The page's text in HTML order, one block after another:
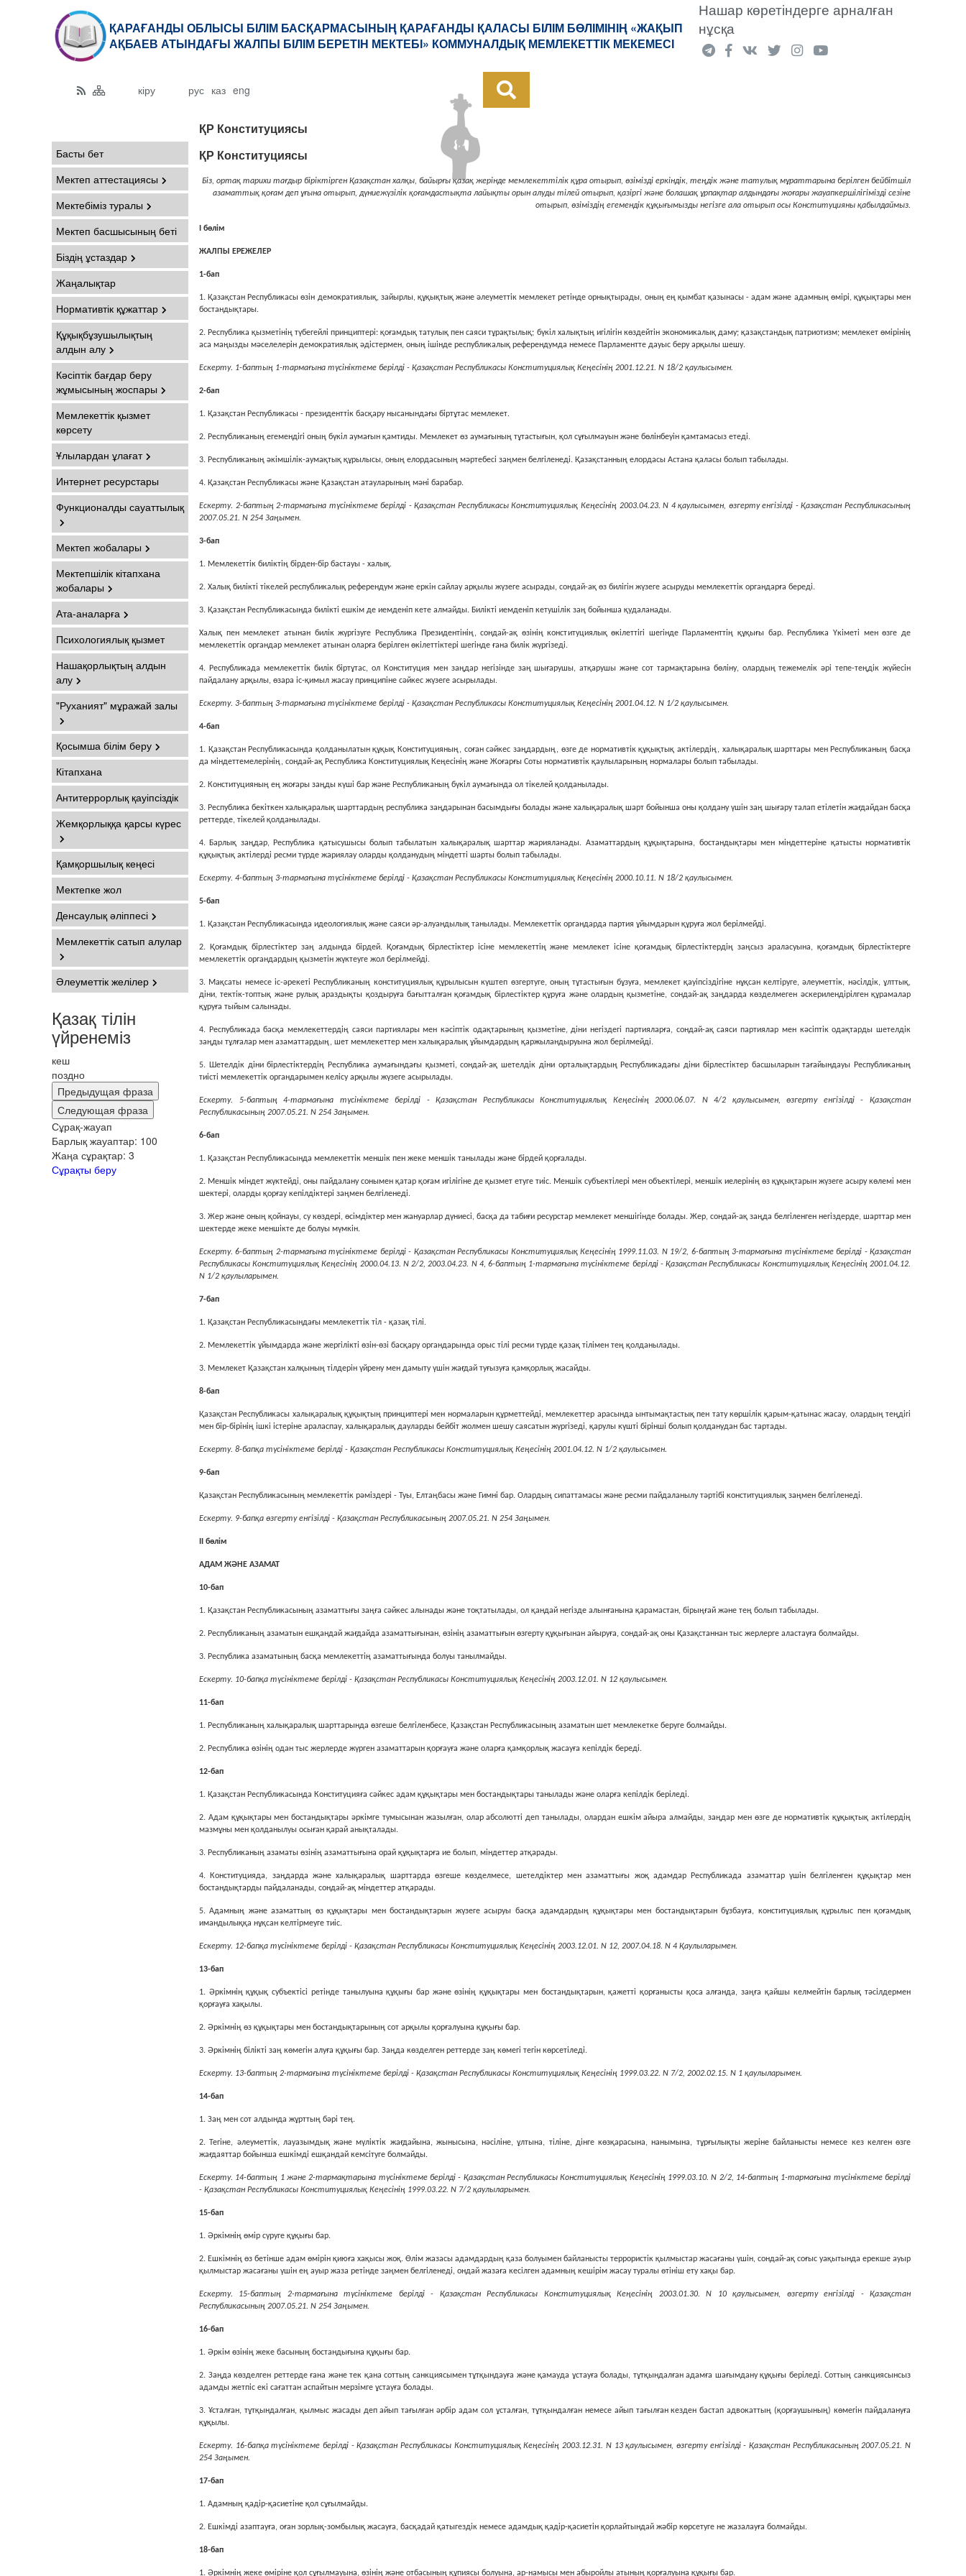
ҚАРАҒАНДЫ ОБЛЫСЫ БІЛІМ БАСҚАРМАСЫНЫҢ ҚАРАҒАНДЫ ҚАЛАСЫ БІЛІМ БӨЛІМІНІҢ «ЖАҚЫП
АҚБАЕВ АТЫНДАҒЫ ЖАЛПЫ БІЛІМ БЕРЕТІН МЕКТЕБІ» КОММУНАЛДЫҚ МЕМЛЕКЕТТІК МЕКЕМЕСІ
Нашар көретіндерге арналған
нұсқа
кіру рус каз eng
Басты бет
Мектеп аттестациясы
Мектебіміз туралы
Мектеп басшысының беті
Біздің ұстаздар
Жаңалықтар
Нормативтік құжаттар
Құқықбұзушылықтың
алдын алу
Кәсіптік бағдар беру
жұмысының жоспары
Мемлекеттік қызмет
көрсету
Ұлылардан ұлағат
Интернет ресурстары
Функционалды сауаттылық
Мектеп жобалары
Мектепшілік кітапхана
жобалары
Ата-аналарға
Психологиялық қызмет
Нашақорлықтың алдын
алу
"Руханият" мұражай залы
Қосымша білім беру
Кітапхана
Антитеррорлық қауіпсіздік
Жемқорлыққа қарсы күрес
Қамқоршылық кеңесі
Мектепке жол
Денсаулық әліппесі
Мемлекеттік сатып алулар
Әлеуметтік желілер
Қазақ тілін
үйренеміз
кеш
поздно
Предыдущая фраза
Следующая фраза
Сұрақ-жауап
Барлық жауаптар: 100
Жаңа сұрақтар: 3
Сұрақты беру
ҚР Конституциясы
ҚР Конституциясы
Бiз, ортақ тарихи тағдыр бiрiктiрген Қазақстан халқы, байырғы қазақ жерiнде мемлекеттiлiк құра отырып, өзiмiздi еркiндiк, теңдiк және татулық мұраттарына берiлген бейбiтшiл
азаматтық қоғам деп ұғына отырып, дүниежүзiлiк қоғамдастықта лайықты орын алуды тiлей отырып, қазiргi және болашақ ұрпақтар алдындағы жоғары жауапкершiлiгiмiздi сезiне
отырып, өзiмiздiң егемендiк құқығымызды негiзге ала отырып осы Конституцияны қабылдаймыз.
I бөлім
ЖАЛПЫ ЕРЕЖЕЛЕР
1-бап
1. Қазақстан Республикасы өзiн демократиялық, зайырлы, құқықтық және әлеуметтiк мемлекет ретiнде орнықтырады, оның ең қымбат қазынасы - адам және адамның өмiрi, құқықтары мен
бостандықтары.
2. Республика қызметiнiң түбегейлi принциптерi: қоғамдық татулық пен саяси тұрақтылық; бүкiл халықтың игiлiгiн көздейтiн экономикалық даму; қазақстандық патриотизм; мемлекет өмiрiнiң
аса маңызды мәселелерiн демократиялық әдiстермен, оның iшiнде республикалық референдумда немесе Парламентте дауыс беру арқылы шешу.
Ескерту. 1-баптың 1-тармағына түсініктеме берілді - Қазақстан Республикасы Конституциялық Кеңесінің 2001.12.21. N 18/2 қаулысымен.
2-бап
1. Қазақстан Республикасы - президенттiк басқару нысанындағы бiртұтас мемлекет.
2. Республиканың егемендiгi оның бүкiл аумағын қамтиды. Мемлекет өз аумағының тұтастығын, қол сұғылмауын және бөлiнбеуiн қамтамасыз етедi.
3. Республиканың әкімшілік-аумақтық құрылысы, оның елордасының мәртебесі заңмен белгіленеді. Қазақстанның елордасы Астана қаласы болып табылады.
4. Қазақстан Республикасы және Қазақстан атауларының мәнi барабар.
Ескерту. 2-баптың 2-тармағына түсініктеме берілді - Қазақстан Республикасы Конституциялық Кеңесінің 2003.04.23. N 4 қаулысымен, өзгерту енгізілді - Қазақстан Республикасының
2007.05.21. N 254 Заңымен.
3-бап
1. Мемлекеттiк билiктiң бiрден-бiр бастауы - халық.
2. Халық билiктi тiкелей республикалық референдум және еркiн сайлау арқылы жүзеге асырады, сондай-ақ өз билiгiн жүзеге асыруды мемлекеттiк органдарға бередi.
3. Қазақстан Республикасында билiктi ешкiм де иемденiп кете алмайды. Билiктi иемденiп кетушiлiк заң бойынша қудаланады.
Халық пен мемлекет атынан билiк жүргiзуге Республика Президентiнiң, сондай-ақ өзiнiң конституциялық өкiлеттiгi шегiнде Парламенттiң құқығы бар. Республика Үкiметi мен өзге де
мемлекеттiк органдар мемлекет атынан оларға берiлген өкiлеттiктерi шегiнде ғана билiк жүргiзедi.
4. Республикада мемлекеттiк билiк бiртұтас, ол Конституция мен заңдар негiзiнде заң шығарушы, атқарушы және сот тармақтарына бөлiну, олардың тежемелiк әрi тепе-теңдiк жүйесiн
пайдалану арқылы, өзара iс-қимыл жасау принципiне сәйкес жүзеге асырылады.
Ескерту. 3-баптың 3-тармағына түсініктеме берілді - Қазақстан Республикасы Конституциялық Кеңесінің 2001.04.12. N 1/2 қаулысымен.
4-бап
1. Қазақстан Республикасында қолданылатын құқық Конституцияның, соған сәйкес заңдардың, өзге де нормативтiк құқықтық актiлердiң, халықаралық шарттары мен Республиканың басқа
да мiндеттемелерiнiң, сондай-ақ Республика Конституциялық Кеңесiнiң және Жоғарғы Соты нормативтiк қаулыларының нормалары болып табылады.
2. Конституцияның ең жоғары заңды күшi бар және Республиканың бүкiл аумағында ол тiкелей қолданылады.
3. Республика бекiткен халықаралық шарттардың республика заңдарынан басымдығы болады және халықаралық шарт бойынша оны қолдану үшiн заң шығару талап етiлетiн жағдайдан басқа
реттерде, тiкелей қолданылады.
4. Барлық заңдар, Республика қатысушысы болып табылатын халықаралық шарттар жарияланады. Азаматтардың құқықтарына, бостандықтары мен мiндеттерiне қатысты нормативтiк
құқықтық актiлердi ресми түрде жариялау оларды қолданудың мiндеттi шарты болып табылады.
Ескерту. 4-баптың 3-тармағына түсініктеме берілді - Қазақстан Республикасы Конституциялық Кеңесінің 2000.10.11. N 18/2 қаулысымен.
5-бап
1. Қазақстан Республикасында идеологиялық және саяси әр-алуандылық танылады. Мемлекеттiк органдарда партия ұйымдарын құруға жол берiлмейдi.
2. Қоғамдық бiрлестiктер заң алдында бiрдей. Қоғамдық бiрлестiктер iсiне мемлекеттiң және мемлекет iсiне қоғамдық бiрлестiктердiң заңсыз араласуына, қоғамдық бiрлестiктерге
мемлекеттiк органдардың қызметiн жүктеуге жол берiлмейдi.
3. Мақсаты немесе iс-әрекетi Республиканың конституциялық құрылысын күштеп өзгертуге, оның тұтастығын бұзуға, мемлекет қауiпсiздiгiне нұқсан келтiруге, әлеуметтiк, нәсiлдiк, ұлттық,
дiни, тектiк-топтық және рулық араздықты қоздыруға бағытталған қоғамдық бiрлестiктер құруға және олардың қызметiне, сондай-ақ заңдарда көзделмеген әскерилендiрiлген құрамалар
құруға тыйым салынады.
4. Республикада басқа мемлекеттердiң саяси партиялары мен кәсiптiк одақтарының қызметіне, дiни негiздегi партияларға, сондай-ақ саяси партиялар мен кәсiптiк одақтарды шетелдiк
заңды тұлғалар мен азаматтардың, шет мемлекеттер мен халықаралық ұйымдардың қаржыландыруына жол берiлмейдi.
5. Шетелдiк дiни бiрлестiктердiң Республика аумағындағы қызметi, сондай-ақ шетелдiк дiни орталықтардың Республикадағы дiни бiрлестiктер басшыларын тағайындауы Республиканың
тиiстi мемлекеттiк органдарымен келiсу арқылы жүзеге асырылады.
Ескерту. 5-баптың 4-тармағына түсініктеме берілді - Қазақстан Республикасы Конституциялық Кеңесінің 2000.06.07. N 4/2 қаулысымен, өзгерту енгізілді - Қазақстан
Республикасының 2007.05.21. N 254 Заңымен.
6-бап
1. Қазақстан Республикасында мемлекеттiк меншiк пен жеке меншiк танылады және бiрдей қорғалады.
2. Меншiк мiндет жүктейдi, оны пайдалану сонымен қатар қоғам игiлiгіне де қызмет етуге тиiс. Меншiк субъектiлерi мен объектiлерi, меншiк иелерiнiң өз құқықтарын жүзеге асыру көлемi мен
шектерi, оларды қорғау кепiлдiктерi заңмен белгiленедi.
3. Жер және оның қойнауы, су көздерi, өсiмдiктер мен жануарлар дүниесi, басқа да табиғи ресурстар мемлекет меншiгiнде болады. Жер, сондай-ақ заңда белгiленген негiздерде, шарттар мен
шектерде жеке меншiкте де болуы мүмкiн.
Ескерту. 6-баптың 2-тармағына түсініктеме берілді - Қазақстан Республикасы Конституциялық Кеңесінің 1999.11.03. N 19/2, 6-баптың 3-тармағына түсініктеме берілді - Қазақстан
Республикасы Конституциялық Кеңесінің 2000.04.13. N 2/2, 2003.04.23. N 4, 6-баптың 1-тармағына түсініктеме берілді - Қазақстан Республикасы Конституциялық Кеңесінің 2001.04.12.
N 1/2 қаулыларымен.
7-бап
1. Қазақстан Республикасындағы мемлекеттiк тiл - қазақ тiлi.
2. Мемлекеттiк ұйымдарда және жергiлiктi өзiн-өзi басқару органдарында орыс тiлi ресми түрде қазақ тiлiмен тең қолданылады.
3. Мемлекет Қазақстан халқының тiлдерiн үйрену мен дамыту үшiн жағдай туғызуға қамқорлық жасайды.
8-бап
Қазақстан Республикасы халықаралық құқықтың принциптерi мен нормаларын құрметтейдi, мемлекеттер арасында ынтымақтастық пен тату көршiлiк қарым-қатынас жасау, олардың теңдiгi
мен бiр-бiрiнiң iшкi iстерiне араласпау, халықаралық дауларды бейбiт жолмен шешу саясатын жүргiзедi, қарулы күштi бiрiншi болып қолданудан бас тартады.
Ескерту. 8-бапқа түсініктеме берілді - Қазақстан Республикасы Конституциялық Кеңесінің 2001.04.12. N 1/2 қаулысымен.
9-бап
Қазақстан Республикасының мемлекеттiк рәміздері - Туы, Елтаңбасы және Гимнi бар. Олардың сипаттамасы және ресми пайдаланылу тәртiбi конституциялық заңмен белгiленедi.
Ескерту. 9-бапқа өзгерту енгізілді - Қазақстан Республикасының 2007.05.21. N 254 Заңымен.
II бөлім
АДАМ ЖӘНЕ АЗАМАТ
10-бап
1. Қазақстан Республикасының азаматтығы заңға сәйкес алынады және тоқтатылады, ол қандай негiзде алынғанына қарамастан, бiрыңғай және тең болып табылады.
2. Республиканың азаматын ешқандай жағдайда азаматтығынан, өзiнiң азаматтығын өзгерту құқығынан айыруға, сондай-ақ оны Қазақстаннан тыс жерлерге аластауға болмайды.
3. Республика азаматының басқа мемлекеттiң азаматтығында болуы танылмайды.
Ескерту. 10-бапқа түсініктеме берілді - Қазақстан Республикасы Конституциялық Кеңесінің 2003.12.01. N 12 қаулысымен.
11-бап
1. Республиканың халықаралық шарттарында өзгеше белгiленбесе, Қазақстан Республикасының азаматын шет мемлекетке беруге болмайды.
2. Республика өзiнiң одан тыс жерлерде жүрген азаматтарын қорғауға және оларға қамқорлық жасауға кепiлдiк бередi.
12-бап
1. Қазақстан Республикасында Конституцияға сәйкес адам құқықтары мен бостандықтары танылады және оларға кепiлдiк берiледi.
2. Адам құқықтары мен бостандықтары әркiмге тумысынан жазылған, олар абсолюттi деп танылады, олардан ешкiм айыра алмайды, заңдар мен өзге де нормативтiк құқықтық актiлердiң
мазмұны мен қолданылуы осыған қарай анықталады.
3. Республиканың азаматы өзiнiң азаматтығына орай құқықтарға ие болып, мiндеттер атқарады.
4. Конституцияда, заңдарда және халықаралық шарттарда өзгеше көзделмесе, шетелдiктер мен азаматтығы жоқ адамдар Республикада азаматтар үшiн белгiленген құқықтар мен
бостандықтарды пайдаланады, сондай-ақ мiндеттер атқарады.
5. Адамның және азаматтың өз құқықтары мен бостандықтарын жүзеге асыруы басқа адамдардың құқықтары мен бостандықтарын бұзбауға, конституциялық құрылыс пен қоғамдық
имандылыққа нұқсан келтiрмеуге тиiс.
Ескерту. 12-бапқа түсініктеме берілді - Қазақстан Республикасы Конституциялық Кеңесінің 2003.12.01. N 12, 2007.04.18. N 4 Қаулыларымен.
13-бап
1. Әркiмнiң құқық субъектiсi ретiнде танылуына құқығы бар және өзiнiң құқықтары мен бостандықтарын, қажеттi қорғанысты қоса алғанда, заңға қайшы келмейтiн барлық тәсiлдермен
қорғауға хақылы.
2. Әркiмнiң өз құқықтары мен бостандықтарының сот арқылы қорғалуына құқығы бар.
3. Әркiмнiң бiлiктi заң көмегiн алуға құқығы бар. Заңда көзделген реттерде заң көмегi тегiн көрсетiледi.
Ескерту. 13-баптың 2-тармағына түсініктеме берілді - Қазақстан Республикасы Конституциялық Кеңесінің 1999.03.22. N 7/2, 2002.02.15. N 1 қаулыларымен.
14-бап
1. Заң мен сот алдында жұрттың бәрi тең.
2. Тегiне, әлеуметтiк, лауазымдық және мүлiктiк жағдайына, жынысына, нәсiлiне, ұлтына, тiлiне, дiнге көзқарасына, нанымына, тұрғылықты жерiне байланысты немесе кез келген өзге
жағдаяттар бойынша ешкiмдi ешқандай кемсiтуге болмайды.
Ескерту. 14-баптың 1 және 2-тармақтарына түсініктеме берілді - Қазақстан Республикасы Конституциялық Кеңесінің 1999.03.10. N 2/2, 14-баптың 1-тармағына түсініктеме берілді
- Қазақстан Республикасы Конституциялық Кеңесінің 1999.03.22. N 7/2 қаулыларымен.
15-бап
1. Әркiмнiң өмiр сүруге құқығы бар.
2. Ешкімнің өз бетінше адам өмірін қиюға хақысы жоқ. Өлім жазасы адамдардың қаза болуымен байланысты террористік қылмыстар жасағаны үшін, сондай-ақ соғыс уақытында ерекше ауыр
қылмыстар жасағаны үшін ең ауыр жаза ретінде заңмен белгіленеді, ондай жазаға кесілген адамның кешірім жасау туралы өтініш ету хақы бар.
Ескерту. 15-баптың 2-тармағына түсініктеме берілді - Қазақстан Республикасы Конституциялық Кеңесінің 2003.01.30. N 10 қаулысымен, өзгерту енгізілді - Қазақстан
Республикасының 2007.05.21. N 254 Заңымен.
16-бап
1. Әркiм өзiнiң жеке басының бостандығына құқығы бар.
2. Заңда көзделген реттерде ғана және тек қана соттың санкциясымен тұтқындауға және қамауда ұстауға болады, тұтқындалған адамға шағымдану құқығы берiледi. Соттың санкциясынсыз
адамды жетпiс екi сағаттан аспайтын мерзiмге ұстауға болады.
3. Ұсталған, тұтқындалған, қылмыс жасады деп айып тағылған әрбiр адам сол ұсталған, тұтқындалған немесе айып тағылған кезден бастап адвокаттың (қорғаушының) көмегiн пайдалануға
құқылы.
Ескерту. 16-бапқа түсініктеме берілді - Қазақстан Республикасы Конституциялық Кеңесінің 2003.12.31. N 13 қаулысымен, өзгерту енгізілді - Қазақстан Республикасының 2007.05.21. N
254 Заңымен.
17-бап
1. Адамның қадiр-қасиетiне қол сұғылмайды.
2. Ешкiмдi азаптауға, оған зорлық-зомбылық жасауға, басқадай қатыгездiк немесе адамдық қадiр-қасиетiн қорлайтындай жәбiр көрсетуге не жазалауға болмайды.
18-бап
1. Әркiмнiң жеке өмiрiне қол сұғылмауына, өзiнiң және отбасының құпиясы болуына, ар-намысы мен абыройлы атының қорғалуына құқығы бар.